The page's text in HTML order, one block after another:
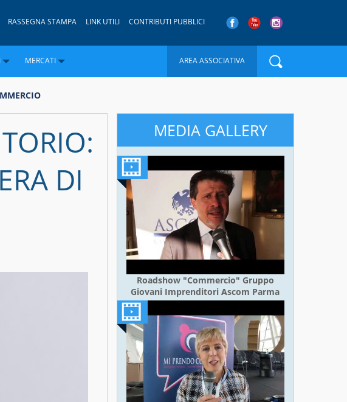
RASSEGNA STAMPA LINK UTILI CONTRIBUTI PUBBLICI
MERCATI AREA ASSOCIATIVA
DI
MEDIA GALLERY
Roadshow "Commercio" Gruppo
Giovani Imprenditori Ascom Parma